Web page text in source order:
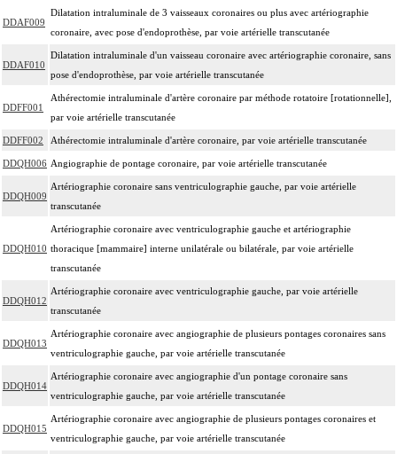
DDAF009
Dilatation intraluminale de 3 vaisseaux coronaires ou plus avec artériographie
coronaire, avec pose d'endoprothèse, par voie artérielle transcutanée
DDAF010
Dilatation intraluminale d'un vaisseau coronaire avec artériographie coronaire, sans
pose d'endoprothèse, par voie artérielle transcutanée
DDFF001
Athérectomie intraluminale d'artère coronaire par méthode rotatoire [rotationnelle],
par voie artérielle transcutanée
DDFF002 Athérectomie intraluminale d'artère coronaire, par voie artérielle transcutanée
DDQH006 Angiographie de pontage coronaire, par voie artérielle transcutanée
DDQH009
Artériographie coronaire sans ventriculographie gauche, par voie artérielle
transcutanée
DDQH010
Artériographie coronaire avec ventriculographie gauche et artériographie
thoracique [mammaire] interne unilatérale ou bilatérale, par voie artérielle
transcutanée
DDQH012
Artériographie coronaire avec ventriculographie gauche, par voie artérielle
transcutanée
DDQH013
Artériographie coronaire avec angiographie de plusieurs pontages coronaires sans
ventriculographie gauche, par voie artérielle transcutanée
DDQH014
Artériographie coronaire avec angiographie d'un pontage coronaire sans
ventriculographie gauche, par voie artérielle transcutanée
DDQH015
Artériographie coronaire avec angiographie de plusieurs pontages coronaires et
ventriculographie gauche, par voie artérielle transcutanée